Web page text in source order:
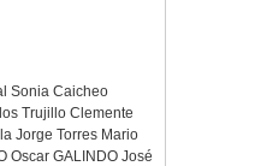
Sonia Caicheo
Trujillo Clemente
Jorge Torres Mario
Oscar GALINDO José